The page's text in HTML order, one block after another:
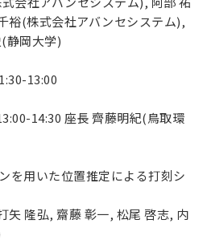
裕(株式会社アバンセシステム),
静岡大学)
13:00
14:30 座長 齊藤明紀(鳥取環
を用いた位置推定による打刻シ
矢 隆弘, 齋藤 彰一, 松尾 啓志, 内